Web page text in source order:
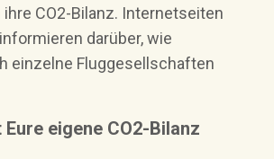
CO2-Bilanz. Internetseiten
informieren darüber, wie
einzelne Fluggesellschaften
eigene CO2-Bilanz